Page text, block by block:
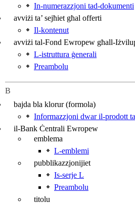
In-numerazzjoni tad-dokumenti
avviżi ta’ sejħiet għal offerti
Il-kontenut
avviżi tal-Fond Ewropew għall-
L-istruttura ġenerali
Preambolu
B
bajda bla klorur (formola)
Informazzjoni dwar il‑prodott
il-Bank Ċentrali Ewropew
emblema
L-emblemi
pubblikazzjonijiet
Is-serje L
Preambolu
titolu